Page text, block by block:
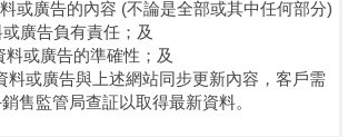
或廣告的內容 (不論是全部或其中任何部分)
廣告負有責任；及
料或廣告的準確性；及
料或廣告與上述網站同步更新內容，客戶需
售監管局查証以取得最新資料。